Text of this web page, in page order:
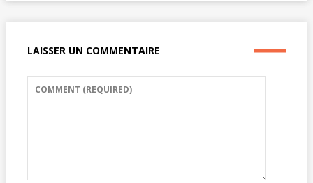
LAISSER UN COMMENTAIRE